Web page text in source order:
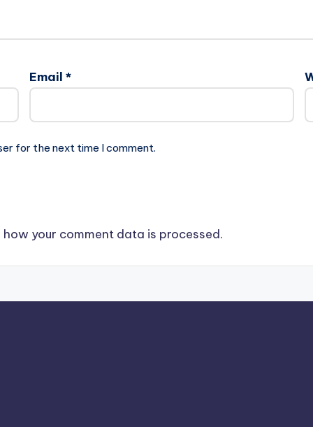
Email *
for the next time I comment.
how your comment data is processed.